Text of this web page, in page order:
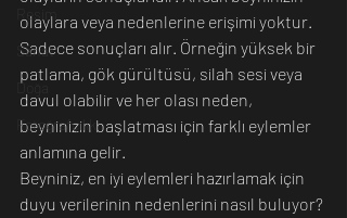
Resim
Sanat
Doğa
Fotoğrafçılık
olaylara veya nedenlerine erişimi yoktur.
Sadece sonuçları alır. Örneğin yüksek bir
patlama, gök gürültüsü, silah sesi veya
davul olabilir ve her olası neden,
beyninizin başlatması için farklı eylemler
anlamına gelir.
Beyniniz, en iyi eylemleri hazırlamak için
duyu verilerinin nedenlerini nasıl buluyor?